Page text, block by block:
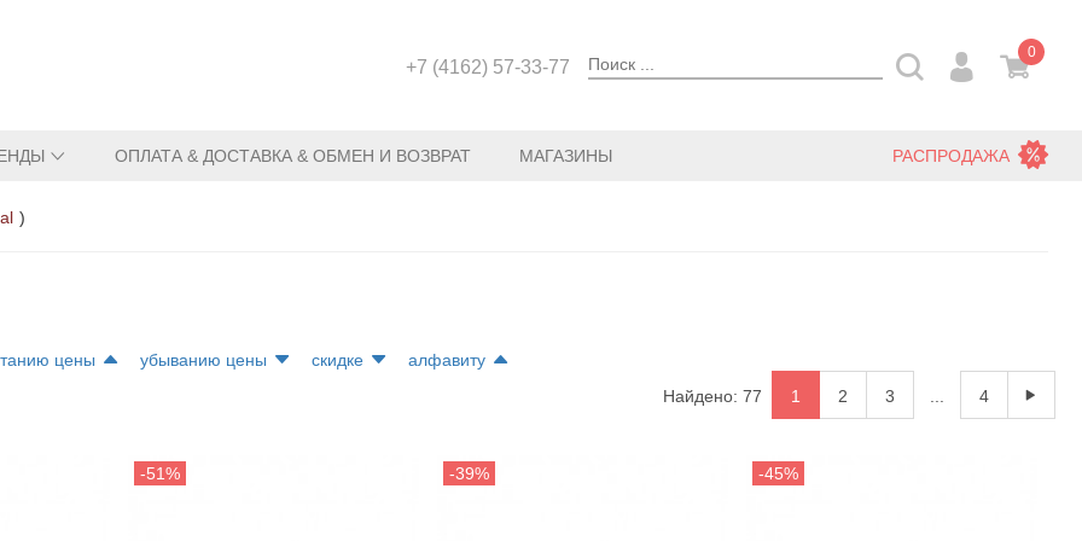
+7 (4162) 57-33-77
0
ОПЛАТА & ДОСТАВКА & ОБМЕН И ВОЗВРАТ МАГАЗИНЫ РАСПРОДАЖА
)
цены убыванию цены скидке
алфавиту
Найдено: 77
1 2 3 4